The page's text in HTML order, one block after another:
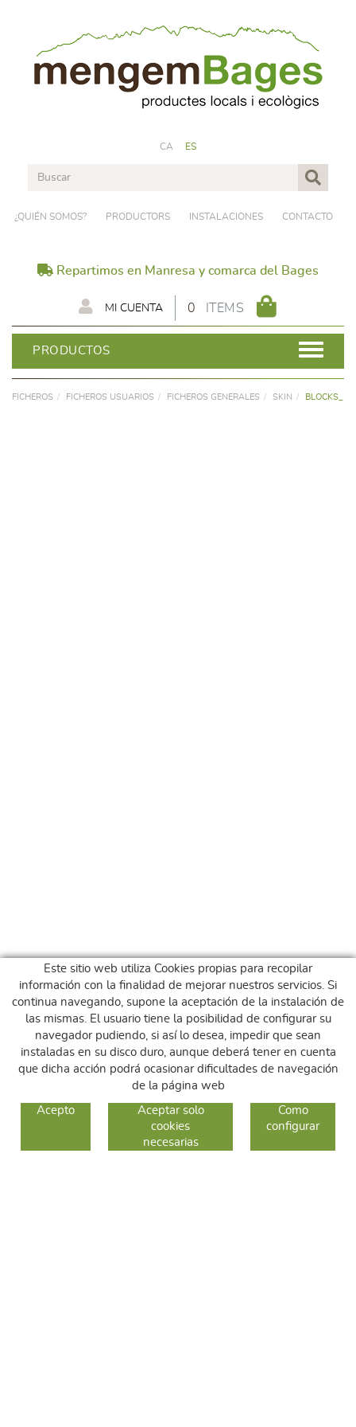
CA ES
¿QUIÉN SOMOS? PRODUCTORS INSTALACIONES CONTACTO
Repartimos en Manresa y comarca del Bages
0 ITEMS
MI CUENTA
PRODUCTOS
FICHEROS FICHEROS USUARIOS FICHEROS GENERALES SKIN BLOCKS_
CAMBIOS Y DEVOLUCIONES
Este sitio web utiliza Cookies propias para recopilar
información con la finalidad de mejorar nuestros servicios. Si
continua navegando, supone la aceptación de la instalación de
las mismas. El usuario tiene la posibilidad de configurar su
navegador pudiendo, si así lo desea, impedir que sean
instaladas en su disco duro, aunque deberá tener en cuenta
que dicha acción podrá ocasionar dificultades de navegación
de la página web
Acepto
Aceptar solo
cookies
necesarias
Como
configurar